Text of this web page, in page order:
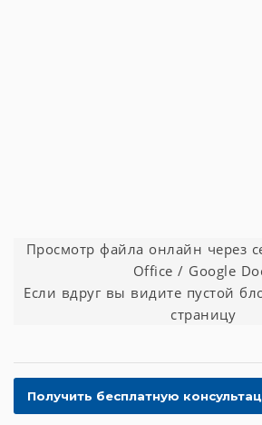
Просмотр файла онлайн через
Office / Google
Если вдруг вы видите пустой
страницу